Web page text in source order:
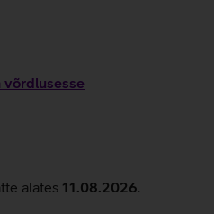
võrdlusesse
alates 11.08.2026